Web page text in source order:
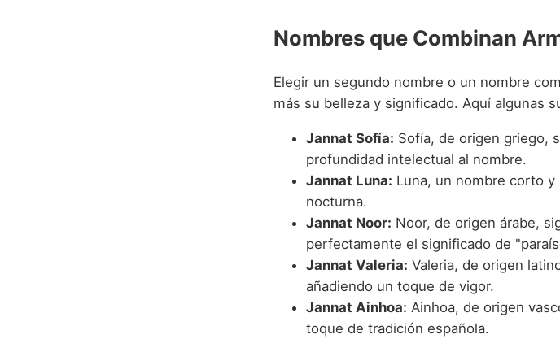
Nombres que Combinan
Elegir un segundo nombre o un nombre
más su belleza y significado. Aquí algunas
Jannat Sofía: Sofía, de origen griego,
profundidad intelectual al nombre.
Jannat Luna: Luna, un nombre corto
nocturna.
Jannat Noor: Noor, de origen árabe,
perfectamente el significado de
Jannat Valeria: Valeria, de origen
añadiendo un toque de vigor.
Jannat Ainhoa: Ainhoa, de origen
toque de tradición española.